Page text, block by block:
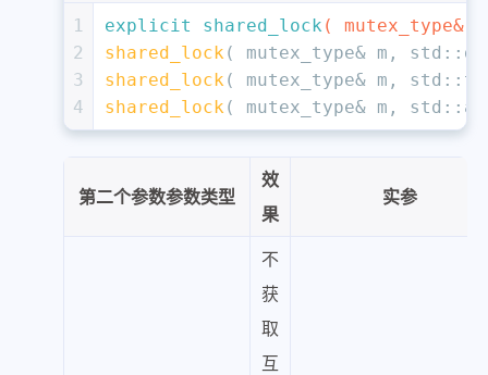
1
2
3
4
explicit shared_lock ( mutex_type&
shared_lock ( mutex_type& m, std::
shared_lock ( mutex_type& m, std::
shared_lock ( mutex_type& m, std::
第二个参数参数类型
效
果
实参
不
获
取
互